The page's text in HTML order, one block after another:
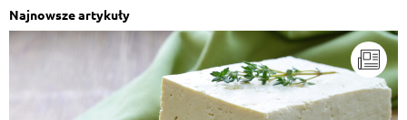
Najnowsze artykuły